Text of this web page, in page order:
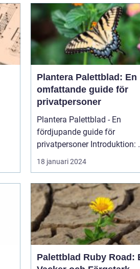
Plantera Palettblad: En
omfattande guide för
privatpersoner
Plantera Palettblad - En
fördjupande guide för
18 januari 2024
Palettblad Ruby Road: